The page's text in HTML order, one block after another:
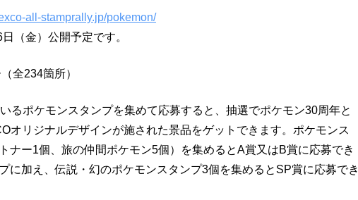
all-stamprally.jp/pokemon/
（金）公開予定です。
全234箇所）
るポケモンスタンプを集めて応募すると、抽選でポケモン30周年と
オリジナルデザインが施された景品をゲットできます。ポケモンス
ナー1個、旅の仲間ポケモン5個）を集めるとA賞又はB賞に応募でき
に加え、伝説・幻のポケモンスタンプ3個を集めるとSP賞に応募でき